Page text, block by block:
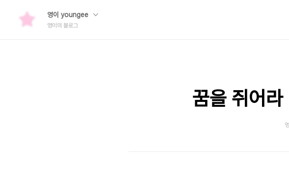
영이 youngee
영이의 블로그
꿈을 쥐어